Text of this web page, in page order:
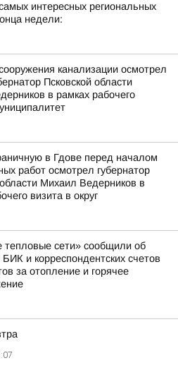
интересных региональных
недели:
канализации осмотрел
Псковской области
в рамках рабочего
в Гдове перед началом
работ осмотрел губернатор
Михаил Ведерников в
визита в округ
тепловые сети» сообщили об
и корреспондентских счетов
за отопление и горячее